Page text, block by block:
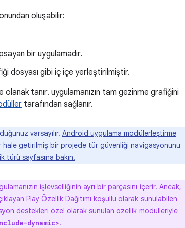
oluşabilir:
bir uygulamadır.
dosyası gibi iç içe yerleştirilmiştir.
tanır. uygulamanızın tam gezinme grafiğini
tarafından sağlanır.
varsayılır. Android uygulama modülerleştirme
hale getirilmiş bir projede tür güvenliği navigasyonunu
türü sayfasına bakın.
işlevselliğinin ayrı bir parçasını içerir. Ancak,
Play Özellik Dağıtımı koşullu olarak sunulabilen
destekleri özel olarak sunulan özellik modülleriyle
dynamic>.